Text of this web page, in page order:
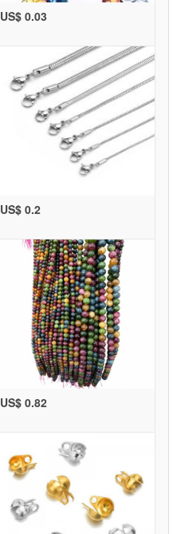
US$ 0.03
US$ 0.2
US$ 0.82